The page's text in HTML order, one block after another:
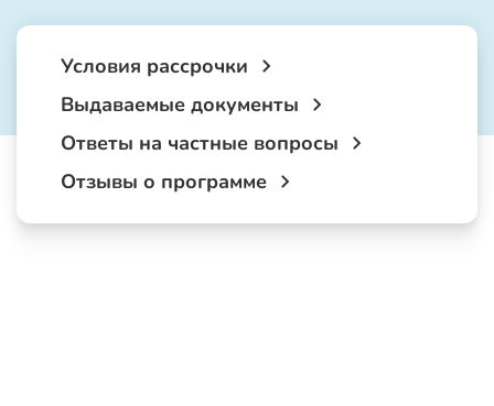
Условия рассрочки
Выдаваемые документы
Ответы на частные вопросы
Отзывы о программе